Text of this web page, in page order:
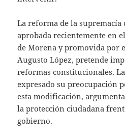
La reforma de la
aprobada recientemente en
de Morena y promovida por
Augusto López, pretende
reformas constitucionales.
expresado su preocupación
esta modificación,
la protección ciudadana
gobierno.